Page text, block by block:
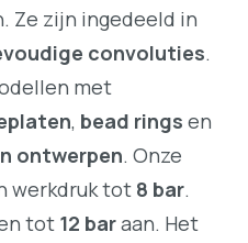
Ze zijn ingedeeld in
convoluties.
met
, bead rings en
ontwerpen. Onze
werkdruk tot 8 bar.
tot 12 baraan. Het